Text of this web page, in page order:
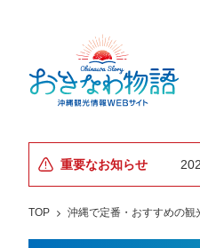
重要なお知らせ
TOP 沖縄で定番・おすすめの観